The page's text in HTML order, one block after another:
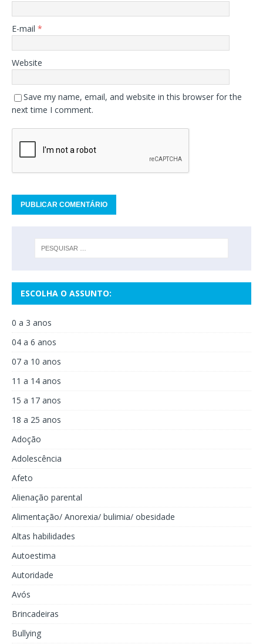
E-mail *
Website
Save my name, email, and website in this browser for the
next time I comment.
ESCOLHA O ASSUNTO:
0 a 3 anos
04 a 6 anos
07 a 10 anos
11 a 14 anos
15 a 17 anos
18 a 25 anos
Adoção
Adolescência
Afeto
Alienação parental
Alimentação/ Anorexia/ bulimia/ obesidade
Altas habilidades
Autoestima
Autoridade
Avós
Brincadeiras
Bullying